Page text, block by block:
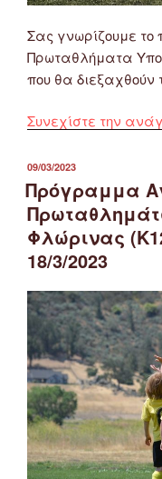
Σας γνωρίζουμε
Πρωταθλήματα
που θα διεξαχθούν
Συνεχίστε την
ΔΗΜΟΣΙΕΎΤΗΚΕ
ΣΤΙΣ
09/03/2023
Πρόγραμμα
Φλώρινας
18/3/2023